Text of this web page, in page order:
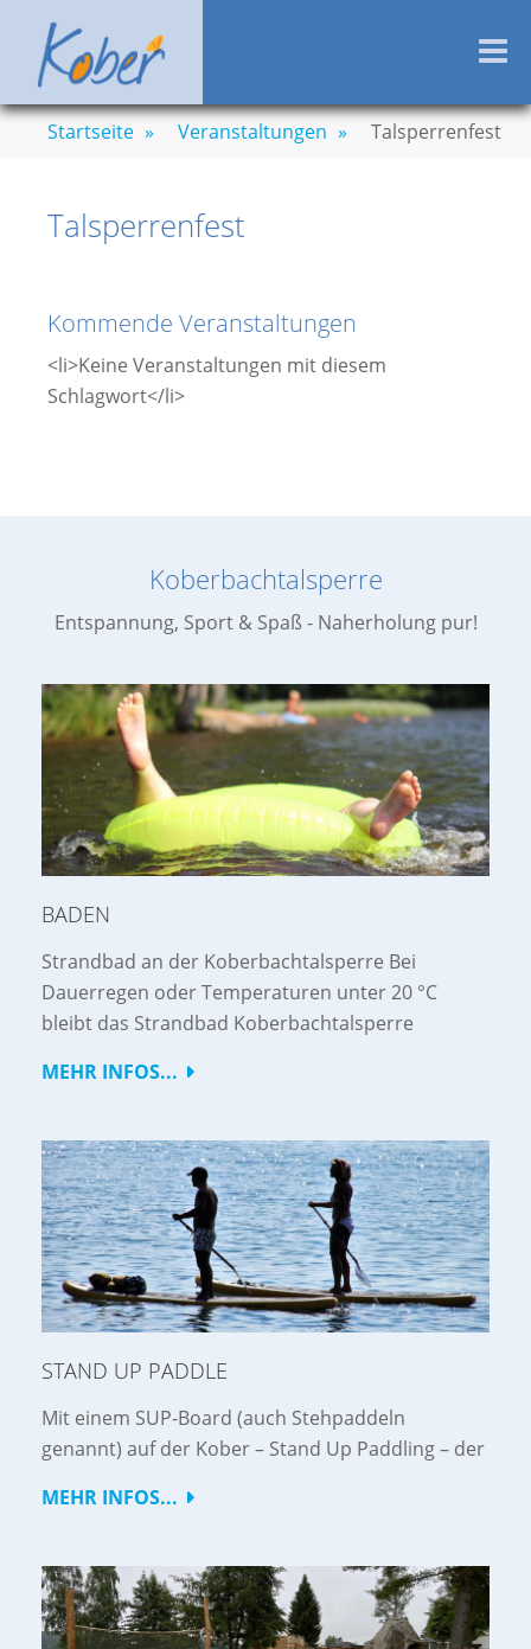
Inhalt
springen
Startseite » Veranstaltungen » Talsperrenfest
Talsperrenfest
Kommende Veranstaltungen
<li>Keine Veranstaltungen mit diesem
Schlagwort</li>
Koberbachtalsperre
Entspannung, Sport & Spaß - Naherholung pur!
BADEN
Strandbad an der Koberbachtalsperre Bei
Dauerregen oder Temperaturen unter 20 °C
bleibt das Strandbad Koberbachtalsperre
MEHR INFOS...
STAND UP PADDLE
Mit einem SUP-Board (auch Stehpaddeln
genannt) auf der Kober – Stand Up Paddling – der
MEHR INFOS...